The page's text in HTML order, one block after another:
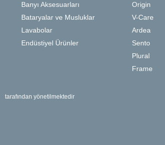
Banyı Aksesuarları
Bataryalar ve Musluklar
Lavabolar
Endüstiyel Ürünler
Origin
V-Care
Ardea
Sento
Plural
Frame
tarafından yönetilmektedir